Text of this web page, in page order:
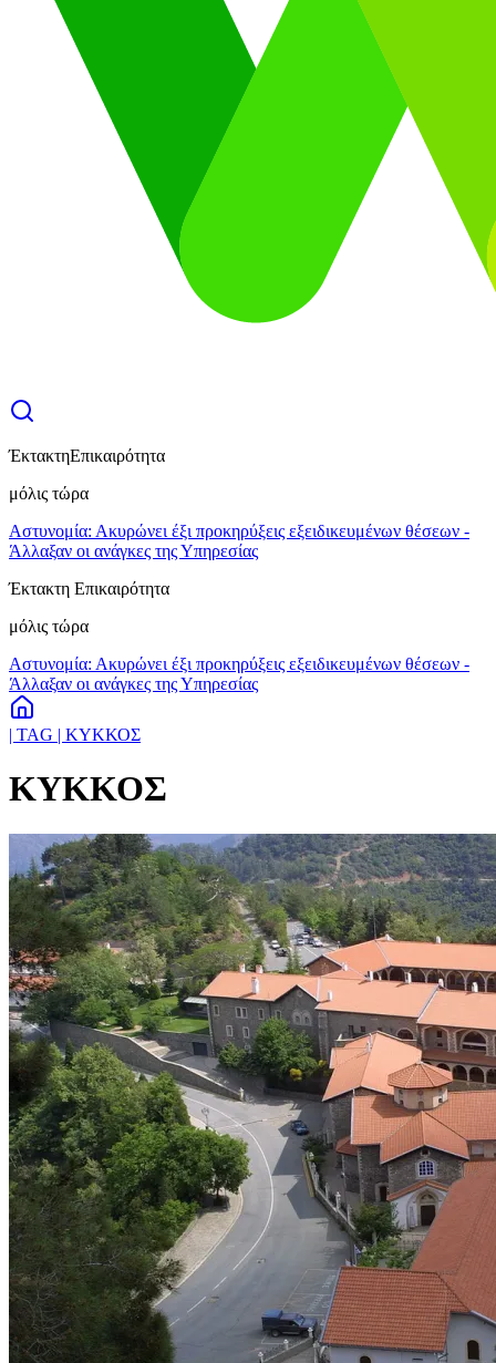
ΈκτακτηΕπικαιρότητα
μόλις τώρα
Αστυνομία: Ακυρώνει έξι προκηρύξεις εξειδικευμένων θέσεων -
Άλλαξαν οι ανάγκες της Υπηρεσίας
Έκτακτη Επικαιρότητα
μόλις τώρα
Αστυνομία: Ακυρώνει έξι προκηρύξεις εξειδικευμένων θέσεων -
Άλλαξαν οι ανάγκες της Υπηρεσίας
| TAG | ΚΥΚΚΟΣ
ΚΥΚΚΟΣ